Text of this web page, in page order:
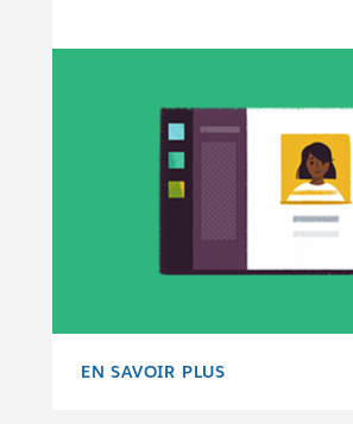
CONDITIONS D’UTILISATION
EN SAVOIR PLUS